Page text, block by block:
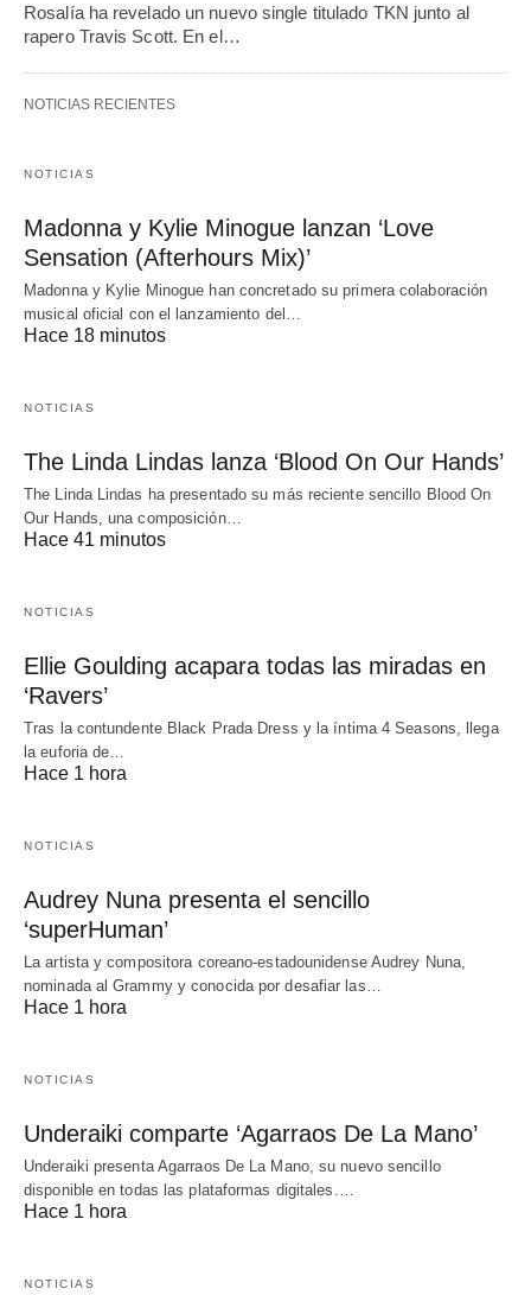
Rosalía ha revelado un nuevo single titulado TKN junto al
rapero Travis Scott. En el…
NOTICIAS RECIENTES
NOTICIAS
Madonna y Kylie Minogue lanzan ‘Love
Sensation (Afterhours Mix)’
Madonna y Kylie Minogue han concretado su primera colaboración
musical oficial con el lanzamiento del…
Hace 18 minutos
NOTICIAS
The Linda Lindas lanza ‘Blood On Our Hands’
The Linda Lindas ha presentado su más reciente sencillo Blood On
Our Hands, una composición…
Hace 41 minutos
NOTICIAS
Ellie Goulding acapara todas las miradas en
‘Ravers’
Tras la contundente Black Prada Dress y la íntima 4 Seasons, llega
la euforia de…
Hace 1 hora
NOTICIAS
Audrey Nuna presenta el sencillo
‘superHuman’
La artista y compositora coreano-estadounidense Audrey Nuna,
nominada al Grammy y conocida por desafiar las…
Hace 1 hora
NOTICIAS
Underaiki comparte ‘Agarraos De La Mano’
Underaiki presenta Agarraos De La Mano, su nuevo sencillo
disponible en todas las plataformas digitales.…
Hace 1 hora
NOTICIAS